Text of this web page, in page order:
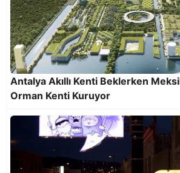
Antalya Akıllı Kenti Beklerken
Orman Kenti Kuruyor